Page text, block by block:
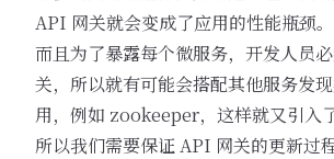
API 网关就会变成了应用的性能瓶颈。
而且为了暴露每个微服务，开发人员
关，所以就有可能会搭配其他服务发
用，例如 zookeeper，这样就又引入
所以我们需要保证 API 网关的更新过